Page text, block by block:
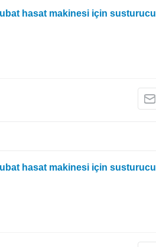
hasat makinesi için susturucu
hasat makinesi için susturucu